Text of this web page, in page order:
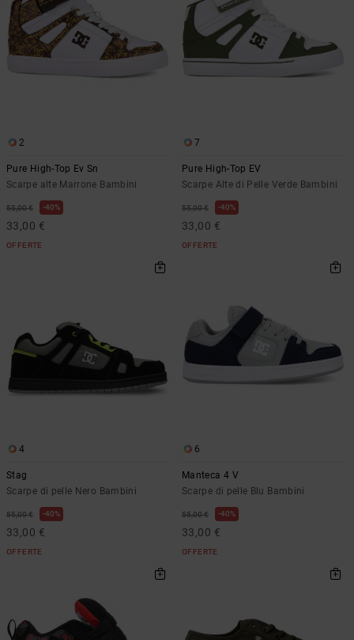
2
Pure High-Top Ev Sn
Scarpe alte Marrone Bambini
55,00 € 40%
33,00 €
OFFERTE
7
Pure High-Top EV
Scarpe Alte di Pelle Verde Bambini
55,00 € 40%
33,00 €
OFFERTE
4
Stag
Scarpe di pelle Nero Bambini
55,00 € 40%
33,00 €
OFFERTE
6
Manteca 4 V
Scarpe di pelle Blu Bambini
55,00 € 40%
33,00 €
OFFERTE